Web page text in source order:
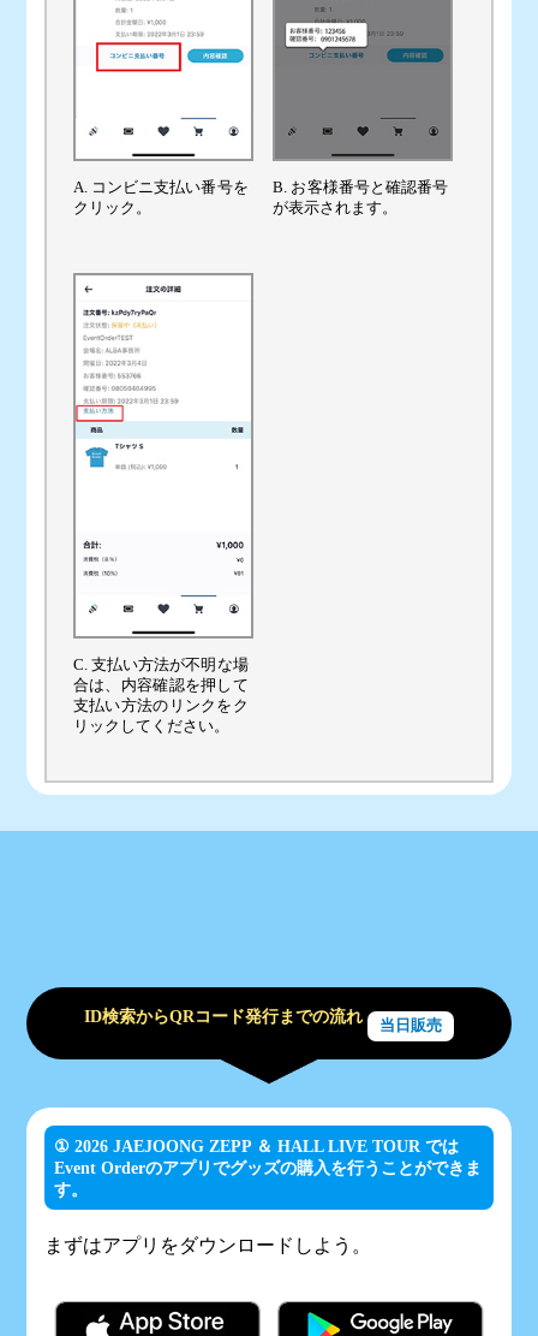
A. コンビニ支払い番号を
クリック。
B. お客様番号と確認番号
が表示されます。
C. 支払い方法が不明な場
合は、内容確認を押して
支払い方法のリンクをク
リックしてください。
ID検索からQRコード発行までの流れ 当日販売
① 2026 JAEJOONG ZEPP ＆ HALL LIVE TOUR では
Event Orderのアプリでグッズの購入を行うことができま
す。
まずはアプリをダウンロードしよう。